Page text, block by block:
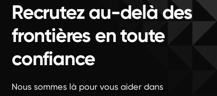
Recrutez au-delà des
frontières en toute
confiance
Nous sommes là pour vous aider dans